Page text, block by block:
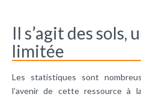
Il s’agit des sols,
limitée
Les statistiques sont
l’avenir de cette ressource à